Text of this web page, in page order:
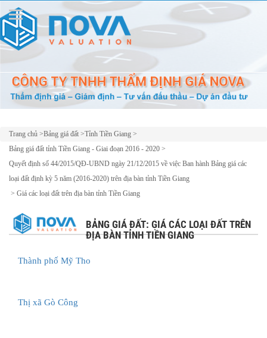
Trang chủ >Bảng giá đất >Tỉnh Tiền Giang >
Bảng giá đất tỉnh Tiền Giang - Giai đoạn 2016 - 2020 >
Quyết định số 44/2015/QĐ-UBND ngày 21/12/2015 về việc Ban hành Bảng giá các
loại đất định kỳ 5 năm (2016-2020) trên địa bàn tỉnh Tiền Giang
> Giá các loại đất trên địa bàn tỉnh Tiền Giang
BẢNG GIÁ ĐẤT: GIÁ CÁC LOẠI ĐẤT TRÊN
ĐỊA BÀN TỈNH TIỀN GIANG
Thành phố Mỹ Tho
Thị xã Gò Công